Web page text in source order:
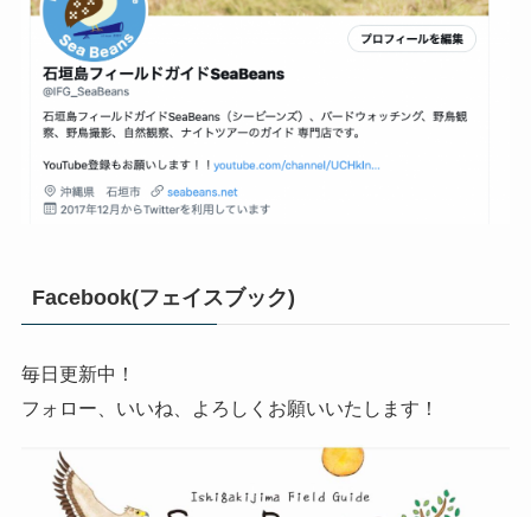
Facebook(フェイスブック)
毎日更新中！
フォロー、いいね、よろしくお願いいたします！